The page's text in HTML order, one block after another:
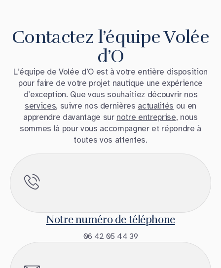
Contactez l’équipe Volée
d’O
L’équipe de Volée d’O est à votre entière disposition
pour faire de votre projet nautique une expérience
d’exception. Que vous souhaitiez découvrir nos
services, suivre nos dernières actualités ou en
apprendre davantage sur notre entreprise, nous
sommes là pour vous accompagner et répondre à
toutes vos attentes.
Notre numéro de téléphone
06 42 05 44 39